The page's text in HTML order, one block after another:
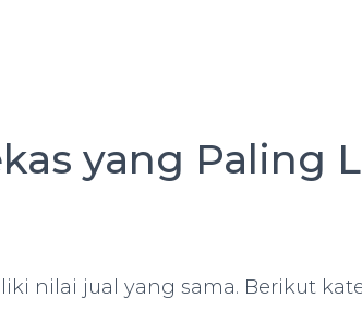
yang Paling
nilai jual yang sama. Berikut